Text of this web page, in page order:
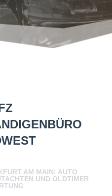
AM MAIN: AUTO
UND OLDTIMER